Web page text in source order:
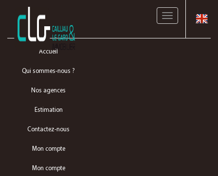
Toggle
Accueil
Qui sommes-nous ?
Nos agences
Estimation
Contactez-nous
Mon compte
Mon compte